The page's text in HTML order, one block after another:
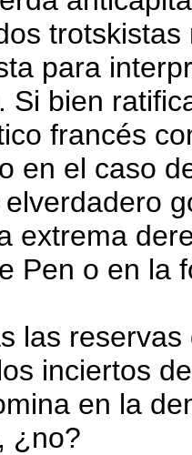
para
Si bien
francés
en el caso
extrema
Pen o en la
las
inciertos
en la
¿no?